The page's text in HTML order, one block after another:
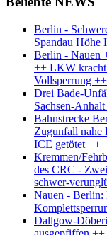
Berlin -
Spandau Höhe
Berlin - Nauen
++ LKW kracht
Vollsperrung ++
Drei Bade-
Sachsen-
Bahnstrecke
Zugunfall nahe
ICE getötet ++
Kremmen/
des CRC -
schwer-
Nauen -
Dallgow-